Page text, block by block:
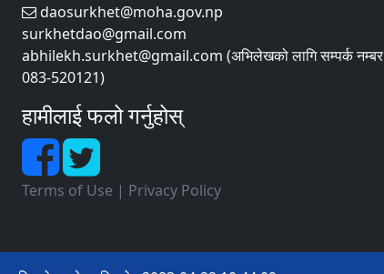
daosurkhet@moha.gov.np
surkhetdao@gmail.com
abhilekh.surkhet@gmail.com (अभिलेखको लागि सम्पर्क नम्बर
083-520121)
हामीलाई फलो गर्नुहोस्
Terms of Use | Privacy Policy